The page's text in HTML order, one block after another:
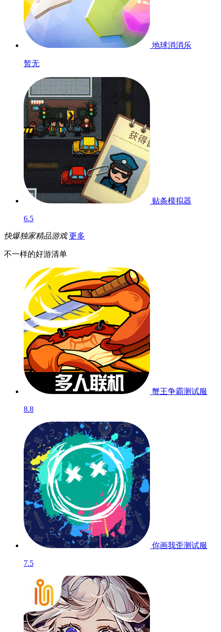
地球消消乐
暂无
贴条模拟器
6.5
快爆独家精品游戏 更多
不一样的好游清单
蟹王争霸测试服
8.8
你画我歪测试服
7.5